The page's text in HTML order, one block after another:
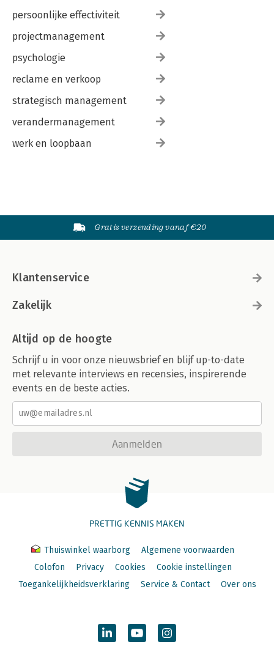
persoonlijke effectiviteit
projectmanagement
psychologie
reclame en verkoop
strategisch management
verandermanagement
werk en loopbaan
Gratis verzending vanaf €20
Klantenservice
Zakelijk
Altijd op de hoogte
Schrijf u in voor onze nieuwsbrief en blijf up-to-date
met relevante interviews en recensies, inspirerende
events en de beste acties.
Aanmelden
PRETTIG KENNIS MAKEN
Thuiswinkel waarborg
Algemene voorwaarden
Colofon
Privacy Cookies
Cookie instellingen
Toegankelijkheidsverklaring
Service & Contact Over ons